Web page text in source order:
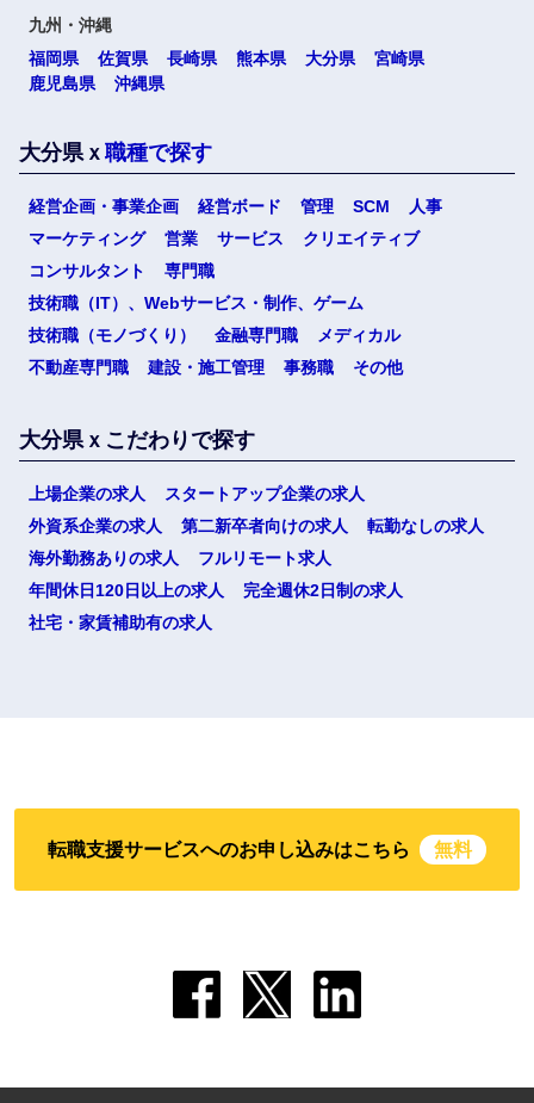
九州・沖縄
福岡県
佐賀県 長崎県 熊本県 大分県
宮崎県
鹿児島県
沖縄県
大分県ｘ 職種で探す
経営企画・事業企画 経営ボード 管理 SCM
人事
マーケティング
営業 サービス
クリエイティブ
コンサルタント
専門職
技術職（IT）、Webサービス・制作、ゲーム
技術職（モノづくり）
金融専門職
メディカル
不動産専門職
建設・施工管理 事務職 その他
大分県ｘこだわりで探す
上場企業の求人
スタートアップ企業の求人
外資系企業の求人
第二新卒者向けの求人
転勤なしの求人
海外勤務ありの求人
フルリモート求人
年間休日120日以上の求人
完全週休2日制の求人
社宅・家賃補助有の求人
転職支援サービスへのお申し込みはこちら 無料